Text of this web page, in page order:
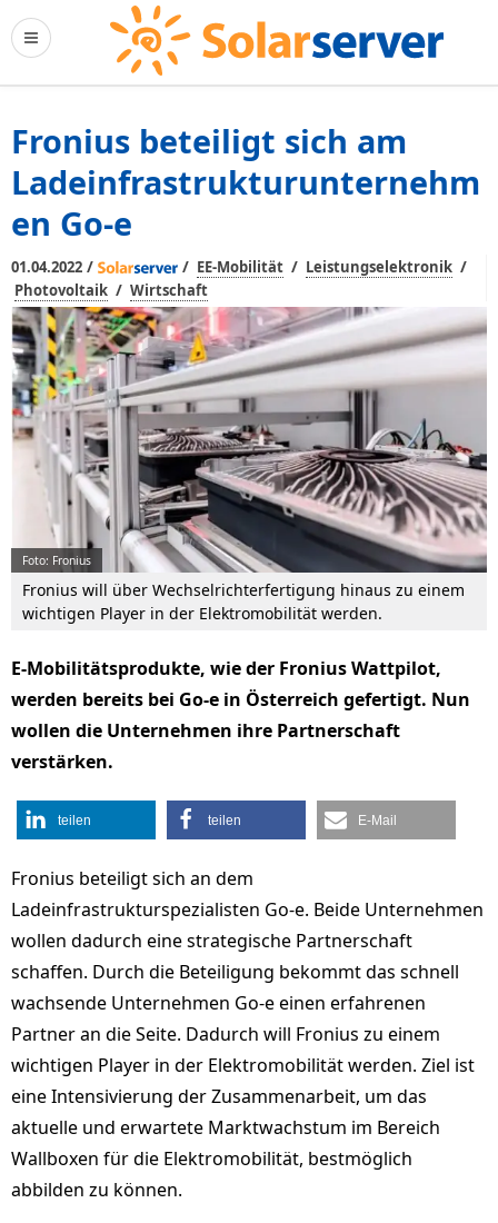
Fronius beteiligt sich am
Ladeinfrastrukturunternehm
en Go-e
01.04.2022 / / EE-Mobilität / Leistungselektronik /
Photovoltaik / Wirtschaft
Foto: Fronius
Fronius will über Wechselrichterfertigung hinaus zu einem
wichtigen Player in der Elektromobilität werden.
E-Mobilitätsprodukte, wie der Fronius Wattpilot,
werden bereits bei Go-e in Österreich gefertigt. Nun
wollen die Unternehmen ihre Partnerschaft
verstärken.
teilen teilen E-Mail
Fronius beteiligt sich an dem
Ladeinfrastrukturspezialisten Go-e. Beide Unternehmen
wollen dadurch eine strategische Partnerschaft
schaffen. Durch die Beteiligung bekommt das schnell
wachsende Unternehmen Go-e einen erfahrenen
Partner an die Seite. Dadurch will Fronius zu einem
wichtigen Player in der Elektromobilität werden. Ziel ist
eine Intensivierung der Zusammenarbeit, um das
aktuelle und erwartete Marktwachstum im Bereich
Wallboxen für die Elektromobilität, bestmöglich
abbilden zu können.